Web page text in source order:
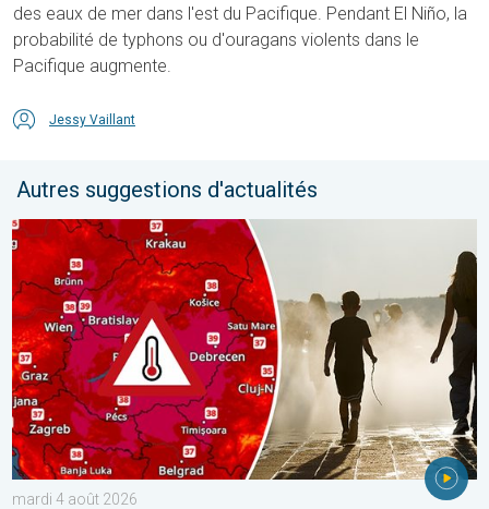
des eaux de mer dans l'est du Pacifique. Pendant El Niño, la
probabilité de typhons ou d'ouragans violents dans le
Pacifique augmente.
Jessy Vaillant
Autres suggestions d'actualités
Des températures supérieures à 40°C. Canicule Europe de
mardi 4 août 2026